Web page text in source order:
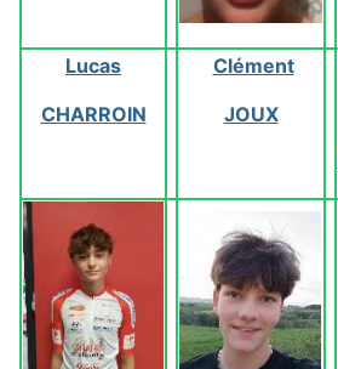
Lucas
CHARROIN
Clément
JOUX